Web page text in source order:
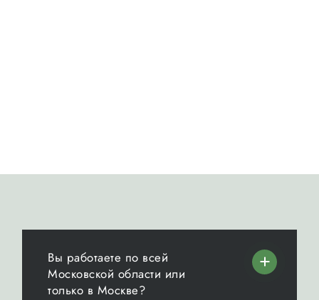
Вы работаете по всей
Московской области или
только в Москве?